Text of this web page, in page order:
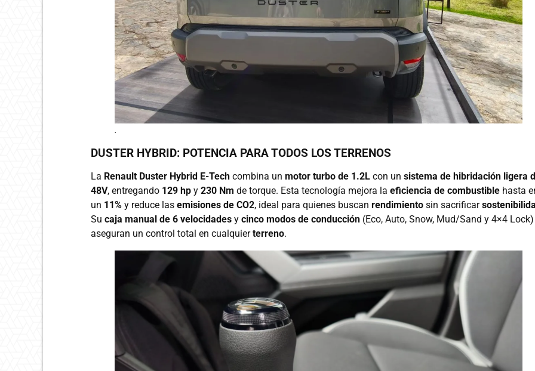
.
DUSTER HYBRID: POTENCIA PARA TODOS LOS TERRENOS
La Renault Duster Hybrid E-Tech combina un motor turbo de 1.2L con un sistema de hibridación ligera
48V, entregando 129 hp y 230 Nm de torque. Esta tecnología mejora la eficiencia de combustible hasta
un 11% y reduce las emisiones de CO2, ideal para quienes buscan rendimiento sin sacrificar
Su caja manual de 6 velocidades y cinco modos de conducción (Eco, Auto, Snow, Mud/Sand y 4×4 Lock)
aseguran un control total en cualquierterreno.